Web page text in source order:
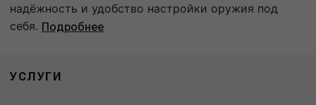
надёжность и удобство настройки оружия под
себя. Подробнее
УСЛУГИ